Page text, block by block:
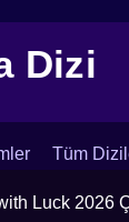
Dizi
Tüm
Dizi Arşivi
Luck 2026